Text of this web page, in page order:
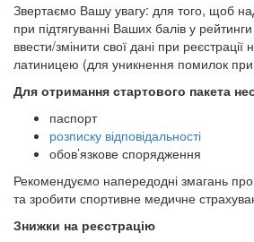
Звертаємо Вашу увагу: для того, щоб
при підтягуванні Ваших балів у
ввести/змінити свої дані при
латиницею (для уникнення помилок при
Для отримання стартового пакета
паспорт
розписку відповідальності
обов’язкове спорядження
Рекомендуємо напередодні змагань
та зробити спортивне медичне
Знижки на реєстрацію